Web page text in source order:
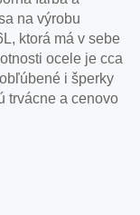
na výrobu
ktorá má v sebe
ocele je cca
i šperky
trvácne a cenovo